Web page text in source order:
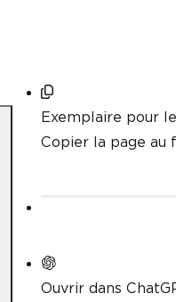
Exemplaire pour
Copier la page au
Ouvrir dans